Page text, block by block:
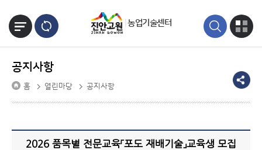
농업기술센터
공지사항
홈 열린마당 공지사항
2026 품목별 전문교육「포도 재배기술」교육생 모집